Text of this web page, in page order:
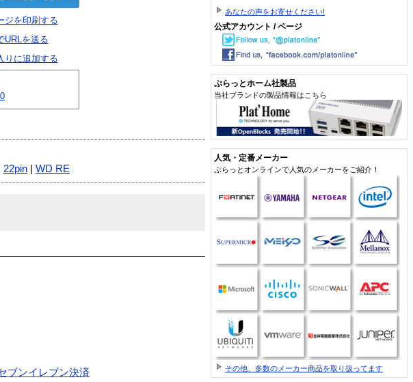
ジを印刷する
URLを送る
りに追加する
22pin WD RE
ブンイレブン決済
あなたの声をお寄せください!
公式アカウント / ページ
ぷらっとホーム社製品
当社ブランドの製品情報はこちら
人気・定番メーカー
ぷらっとオンラインで人気のメーカーをご紹介！
その他、多数のメーカー商品を取り扱ってます